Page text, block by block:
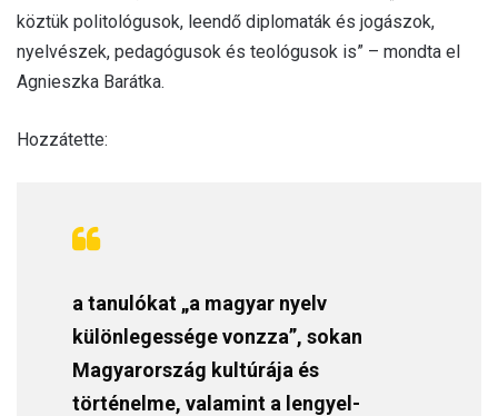
köztük politológusok, leendő diplomaták és jogászok,
nyelvészek, pedagógusok és teológusok is” – mondta el
Agnieszka Barátka.
Hozzátette:
a tanulókat „a magyar nyelv
különlegessége vonzza”, sokan
Magyarország kultúrája és
történelme, valamint a lengyel-